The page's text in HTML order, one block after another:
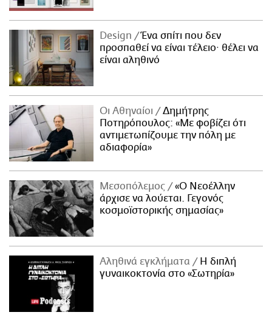
Design
Ένα σπίτι που δεν
προσπαθεί να είναι τέλειο· θέλει να
είναι αληθινό
Οι Αθηναίοι
Δημήτρης
Ποτηρόπουλος: «Με φοβίζει ότι
αντιμετωπίζουμε την πόλη με
αδιαφορία»
Μεσοπόλεμος
«Ο Νεοέλλην
άρχισε να λούεται. Γεγονός
κοσμοϊστορικής σημασίας»
Αληθινά εγκλήματα
Η διπλή
γυναικοκτονία στο «Σωτηρία»